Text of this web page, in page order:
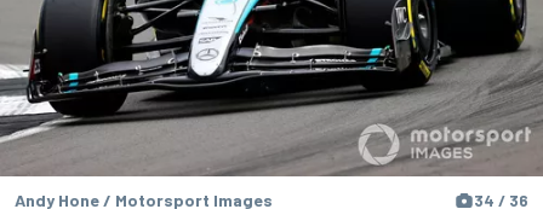
Andy Hone / Motorsport Images 34 / 36